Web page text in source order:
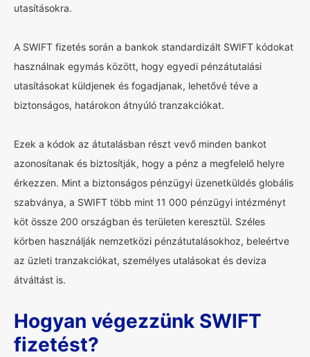
utasításokra.
A SWIFT fizetés során a bankok standardizált SWIFT kódokat
használnak egymás között, hogy egyedi pénzátutalási
utasításokat küldjenek és fogadjanak, lehetővé téve a
biztonságos, határokon átnyúló tranzakciókat.
Ezek a kódok az átutalásban részt vevő minden bankot
azonosítanak és biztosítják, hogy a pénz a megfelelő helyre
érkezzen. Mint a biztonságos pénzügyi üzenetküldés globális
szabványa, a SWIFT több mint 11 000 pénzügyi intézményt
köt össze 200 országban és területen keresztül. Széles
körben használják nemzetközi pénzátutalásokhoz, beleértve
az üzleti tranzakciókat, személyes utalásokat és deviza
átváltást is.
Hogyan végezzünk SWIFT
fizetést?